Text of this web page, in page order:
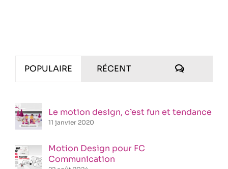
POPULAIRE RÉCENT
Le motion design, c’est fun et tendance
11 janvier 2020
Motion Design pour FC
Communication